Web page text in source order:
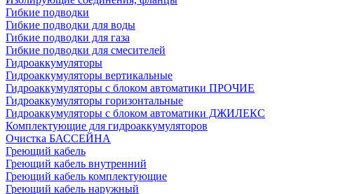
Гибкие подводки
Гибкие подводки для воды
Гибкие подводки для газа
Гибкие подводки для смесителей
Гидроаккумуляторы
Гидроаккумуляторы вертикальные
Гидроаккумуляторы с блоком автоматики ПРОЧИЕ
Гидроаккумуляторы горизонтальные
Гидроаккумуляторы с блоком автоматики ДЖИЛЕКС
Комплектующие для гидроаккумуляторов
Очистка БАССЕЙНА
Греющий кабель
Греющий кабель внутренний
Греющий кабель комплектующие
Греющий кабель наружный